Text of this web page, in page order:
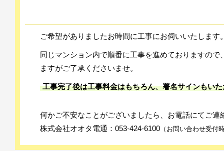
ご希望がありましたお時間に工事にお伺いいたします
同じマンション内で順番に工事を進めておりますの
ますがご了承くださいませ。
工事完了後は工事料金はもちろん、署名サインもい
何かご不安なことがございましたら、お電話にてご連
株式会社オオタ電通： 053-424-6100 （お問い合わせ受付